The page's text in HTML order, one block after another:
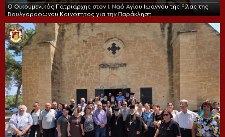
Ο Οικουμενικός Πατριάρχης στον I. Ναό Αγίου Ιωάννου της Ρίλας της
Βουλγαροφώνου Κοινότητος για την Παράκληση